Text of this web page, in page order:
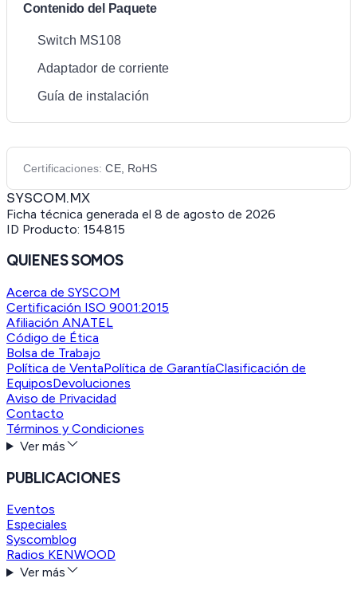
Contenido del Paquete
Switch MS108
Adaptador de corriente
Guía de instalación
Certificaciones: CE, RoHS
SYSCOM.MX
Ficha técnica generada el 8 de agosto de 2026
ID Producto: 154815
QUIENES SOMOS
Acerca de SYSCOM
Certificación ISO 9001:2015
Afiliación ANATEL
Código de Ética
Bolsa de Trabajo
Política de VentaPolítica de GarantíaClasificación de
EquiposDevoluciones
Aviso de Privacidad
Contacto
Términos y Condiciones
Ver más
PUBLICACIONES
Eventos
Especiales
Syscomblog
Radios KENWOOD
Ver más